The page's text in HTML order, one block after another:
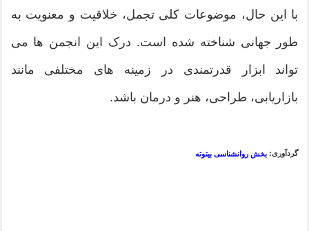
با این حال، موضوعات کلی تجمل، خلاقیت و معنویت به
طور جهانی شناخته شده است. درک این انجمن ها می
تواند ابزار قدرتمندی در زمینه های مختلفی مانند
بازاریابی، طراحی، هنر و درمان باشد.
گردآوری: بخش روانشناسی بیتوته